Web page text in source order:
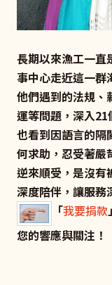
長期以來漁工一直
事中心走近這一群
他們遇到的法規、
運等問題，深入21
也看到因語言的隔
何求助，忍受著嚴
逆來順受，是沒有
深度陪伴，讓服務
「我要捐款
您的響應與關注！